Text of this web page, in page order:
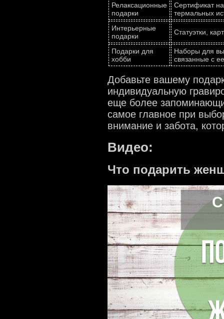
Релаксационные
подарки
Сертификат
термальных
Интерьерные
подарки
Статуэтки,
Подарки для
хобби
Наборы для
связанные с
Добавьте вашему
индивидуальную
еще более
самое главное при
внимание и забота,
Видео:
Что подарить